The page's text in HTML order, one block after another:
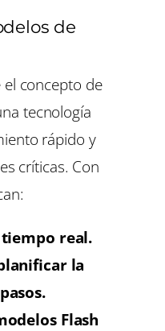
de
concepto de
tecnología
rápido y
críticas. Con
real.
la
Flash